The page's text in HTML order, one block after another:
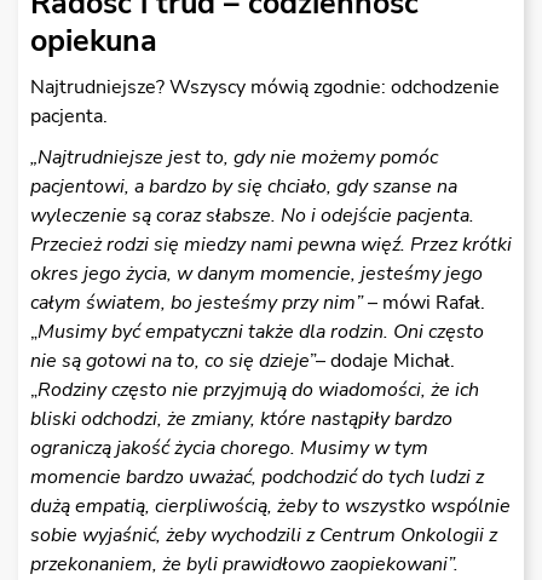
opiekuna
Najtrudniejsze? Wszyscy mówią zgodnie: odchodzenie
pacjenta.
„Najtrudniejsze jest to, gdy nie możemy pomóc
pacjentowi, a bardzo by się chciało, gdy szanse na
wyleczenie są coraz słabsze. No i odejście pacjenta.
Przecież rodzi się miedzy nami pewna więź. Przez krótki
okres jego życia, w danym momencie, jesteśmy jego
całym światem, bo jesteśmy przy nim”– mówi Rafał.
„Musimy być empatyczni także dla rodzin. Oni często
nie są gotowi na to, co się dzieje”– dodaje Michał.
„Rodziny często nie przyjmują do wiadomości, że ich
bliski odchodzi, że zmiany, które nastąpiły bardzo
ograniczą jakość życia chorego. Musimy w tym
momencie bardzo uważać, podchodzić do tych ludzi z
dużą empatią, cierpliwością, żeby to wszystko wspólnie
sobie wyjaśnić, żeby wychodzili z Centrum Onkologii z
przekonaniem, że byli prawidłowo zaopiekowani”.